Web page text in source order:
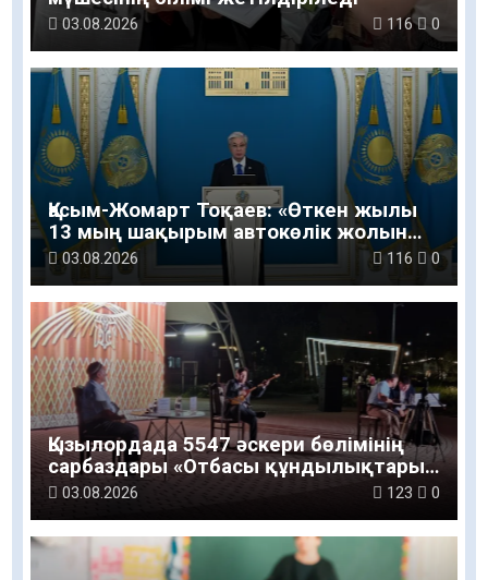
03.08.2026 116 0
Қасым-Жомарт Тоқаев: «Өткен жылы
13 мың шақырым автокөлік жолын
салу және жөндеу жұмысы
03.08.2026 116 0
Қызылордада 5547 әскери бөлімінің
сарбаздары «Отбасы құндылықтары
– ұлт болашағы» атты рухани-мәдени
03.08.2026 123 0